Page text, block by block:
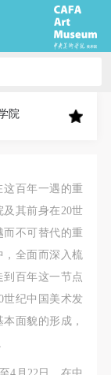
院
这百年一遇的重
其前身在20世
而不可替代的重
全面而深入梳
百年这一节点
世纪中国美术发
面貌的形成，
4月22日，在中
术学院美术馆
美术学院用
、网络及其
中国知识资
美术学院美
构和平台，
，同意按相
术学院美术馆
美术学院用
、网络及其
中国知识资
美术学院美
构和平台，
，同意按相
术学院美术馆
美术学院用
、网络及其
中国知识资
美术学院美
构和平台，
，同意按相